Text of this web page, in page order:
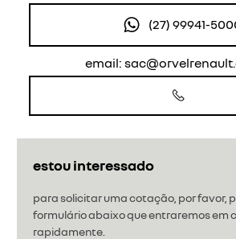
estou interessado
para solicitar uma cotação, por favor,
formulário abaixo que entraremos em
rapidamente.
(27) 99941-
email: